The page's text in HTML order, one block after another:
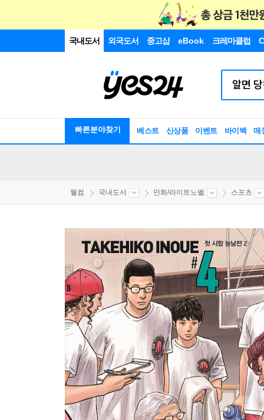
국내도서 외국도서 중고샵 eBook 크레마클럽
빠른분야찾기 베스트 신상품 이벤트 바이백 매
웰컴 국내도서 만화/라이트노벨 스포츠